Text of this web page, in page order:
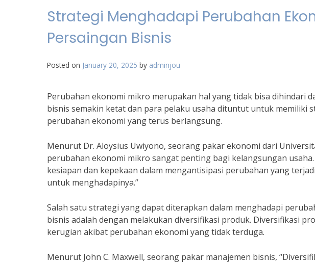
Strategi Menghadapi Perubahan
Persaingan Bisnis
Posted on January 20, 2025 by adminjou
Perubahan ekonomi mikro merupakan hal yang tidak bisa dihindari
bisnis semakin ketat dan para pelaku usaha dituntut untuk memiliki
perubahan ekonomi yang terus berlangsung.
Menurut Dr. Aloysius Uwiyono, seorang pakar ekonomi dari
perubahan ekonomi mikro sangat penting bagi kelangsungan
kesiapan dan kepekaan dalam mengantisipasi perubahan yang
untuk menghadapinya.”
Salah satu strategi yang dapat diterapkan dalam menghadapi
bisnis adalah dengan melakukan diversifikasi produk. Diversifikasi
kerugian akibat perubahan ekonomi yang tidak terduga.
Menurut John C. Maxwell, seorang pakar manajemen bisnis,